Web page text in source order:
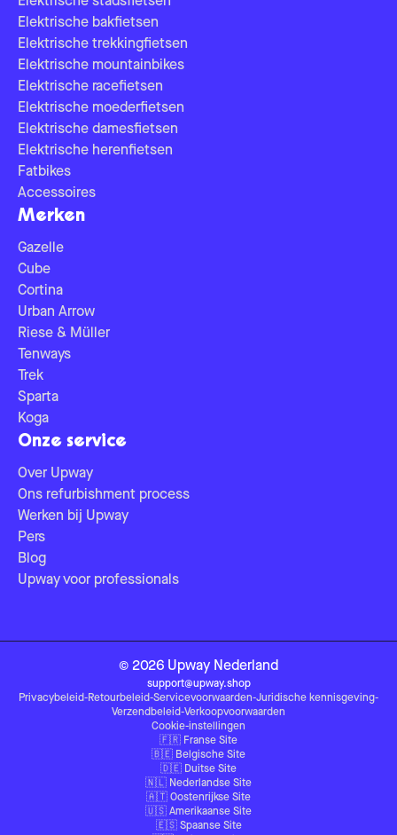
Elektrische bakfietsen
Elektrische trekkingfietsen
Elektrische mountainbikes
Elektrische racefietsen
Elektrische moederfietsen
Elektrische damesfietsen
Elektrische herenfietsen
Fatbikes
Accessoires
Merken
Gazelle
Cube
Cortina
Urban Arrow
Riese & Müller
Tenways
Trek
Sparta
Koga
Onze service
Over Upway
Ons refurbishment process
Werken bij Upway
Pers
Blog
Upway voor professionals
© 2026 Upway Nederland
support@upway.shop
Privacybeleid-Retourbeleid-Servicevoorwaarden-Juridische kennisgeving-
Verzendbeleid-Verkoopvoorwaarden
Cookie-instellingen
🇫🇷 Franse Site
🇧🇪 Belgische Site
🇩🇪 Duitse Site
🇳🇱 Nederlandse Site
🇦🇹 Oostenrijkse Site
🇺🇸 Amerikaanse Site
🇪🇸 Spaanse Site